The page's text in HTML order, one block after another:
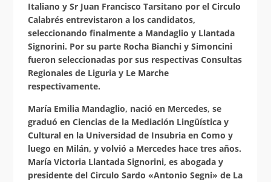
Italiano y Sr Juan Francisco Tarsitano por el Circulo
Calabrés entrevistaron a los candidatos,
seleccionando finalmente a Mandaglio y Llantada
Signorini. Por su parte Rocha Bianchi y Simoncini
fueron seleccionadas por sus respectivas Consultas
Regionales de Liguria y Le Marche
respectivamente.
María Emilia Mandaglio, nació en Mercedes, se
graduó en Ciencias de la Mediación Lingüística y
Cultural en la Universidad de Insubria en Como y
luego en Milán, y volvió a Mercedes hace tres años.
María Victoria Llantada Signorini, es abogada y
presidente del Circulo Sardo «Antonio Segni» de La